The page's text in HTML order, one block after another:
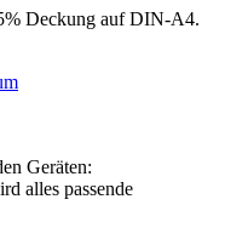
Deckung auf DIN-A4.
Geräten:
alles passende